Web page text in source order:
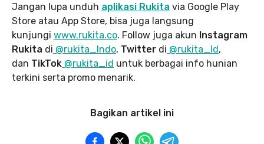
Jangan lupa unduh aplikasi Rukita via Google Play
Store atau App Store, bisa juga langsung
kunjungi www.rukita.co. Follow juga akun Instagram
Rukita di @rukita_Indo, Twitter di @rukita_Id,
dan TikTok @rukita_id untuk berbagai info hunian
terkini serta promo menarik.
Bagikan artikel ini